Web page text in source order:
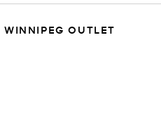
OUTLET